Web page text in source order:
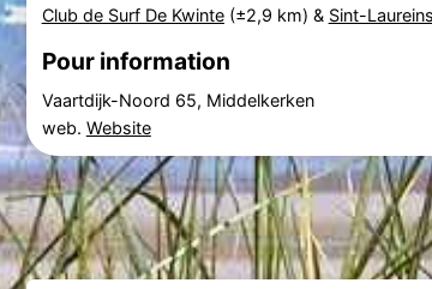
Club de Surf De Kwinte(±2,9 km) & Sint-
Pour information
Vaartdijk-Noord 65, Middelkerken
web. Website